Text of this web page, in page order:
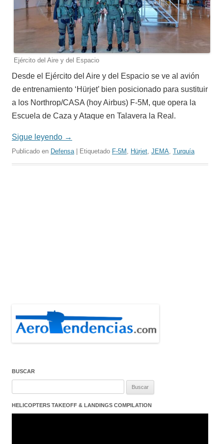
Ejército del Aire y del Espacio
Desde el Ejército del Aire y del Espacio se ve al avión
de entrenamiento ‘Hürjet’ bien posicionado para sustituir
a los Northrop/CASA (hoy Airbus) F-5M, que opera la
Escuela de Caza y Ataque en Talavera la Real.
Sigue leyendo →
Publicado en Defensa| Etiquetado F-5M , Hürjet, JEMA, Turquía
BUSCAR
HELICOPTERS TAKEOFF & LANDINGS COMPILATION